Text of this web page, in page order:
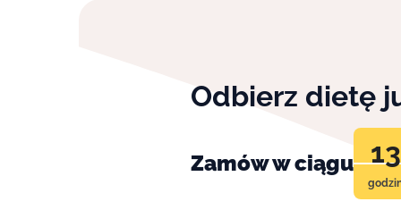
Odbierz dietę
Zamów w ciągu 13